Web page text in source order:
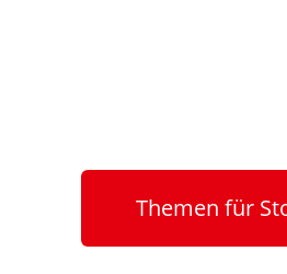
Themen für